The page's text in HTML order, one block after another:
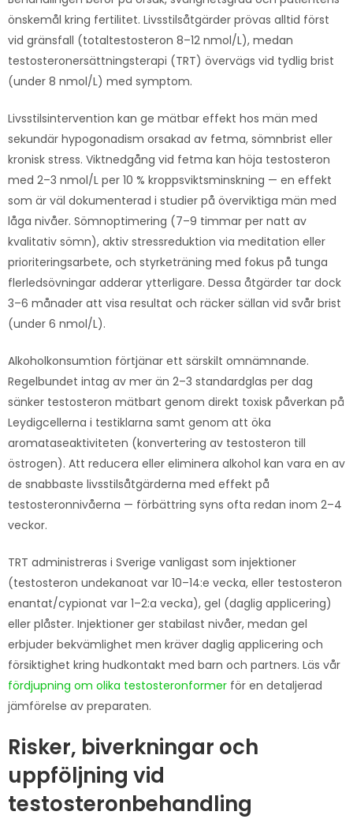
önskemål kring fertilitet. Livsstilsåtgärder prövas alltid först
vid gränsfall (totaltestosteron 8–12 nmol/L), medan
testosteronersättningsterapi (TRT) övervägs vid tydlig brist
(under 8 nmol/L) med symptom.
Livsstilsintervention kan ge mätbar effekt hos män med
sekundär hypogonadism orsakad av fetma, sömnbrist eller
kronisk stress. Viktnedgång vid fetma kan höja testosteron
med 2–3 nmol/L per 10 % kroppsviktsminskning — en effekt
som är väl dokumenterad i studier på överviktiga män med
låga nivåer. Sömnoptimering (7–9 timmar per natt av
kvalitativ sömn), aktiv stressreduktion via meditation eller
prioriteringsarbete, och styrketräning med fokus på tunga
flerledsövningar adderar ytterligare. Dessa åtgärder tar dock
3–6 månader att visa resultat och räcker sällan vid svår brist
(under 6 nmol/L).
Alkoholkonsumtion förtjänar ett särskilt omnämnande.
Regelbundet intag av mer än 2–3 standardglas per dag
sänker testosteron mätbart genom direkt toxisk påverkan på
Leydigcellerna i testiklarna samt genom att öka
aromataseaktiviteten (konvertering av testosteron till
östrogen). Att reducera eller eliminera alkohol kan vara en av
de snabbaste livsstilsåtgärderna med effekt på
testosteronnivåerna — förbättring syns ofta redan inom 2–4
veckor.
TRT administreras i Sverige vanligast som injektioner
(testosteron undekanoat var 10–14:e vecka, eller testosteron
enantat/cypionat var 1–2:a vecka), gel (daglig applicering)
eller plåster. Injektioner ger stabilast nivåer, medan gel
erbjuder bekvämlighet men kräver daglig applicering och
försiktighet kring hudkontakt med barn och partners. Läs vår
fördjupning om olika testosteronformer för en detaljerad
jämförelse av preparaten.
Risker, biverkningar och
uppföljning vid
testosteronbehandling